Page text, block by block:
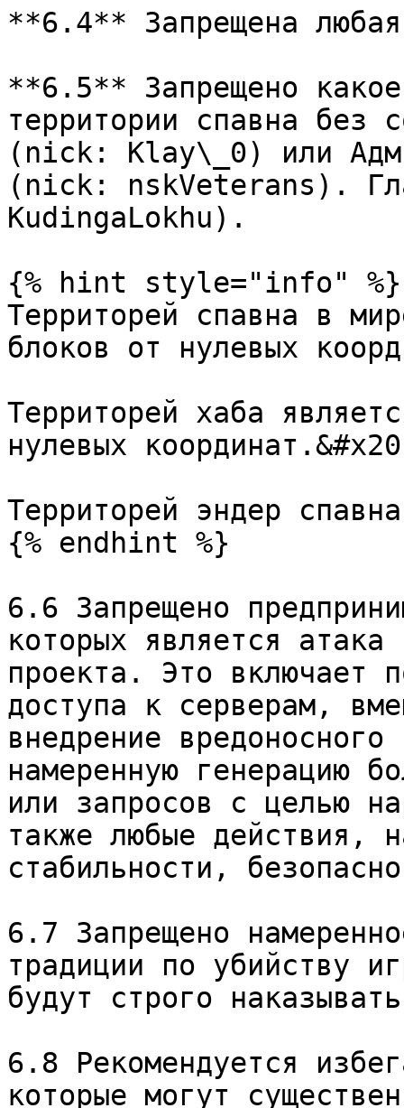
**6.4** Запрещена
**6.5** Запрещено
территории спавна без
(nick: Klay\_0) или
(nick: nskVeterans).
KudingaLokhu).
{% hint style="info" %}
Территорей спавна в
блоков от нулевых
Территорей хаба
нулевых
Территорей эндер
{% endhint %}
6.6 Запрещено
которых является атака
проекта. Это включает
доступа к серверам,
внедрение
намеренную генерацию
или запросов с целью
также любые действия,
стабильности,
6.7 Запрещено
традиции по убийству
будут строго
6.8 Рекомендуется
которые могут